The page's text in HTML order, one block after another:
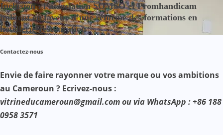
Inclusion : l’association SOMSO et Promhandicam
militent en faveur d’une réforme des formations en
hôtellerie-restauration
Contactez-nous
Envie de faire rayonner votre marque ou vos ambitions
au Cameroun ? Ecrivez-nous :
vitrineducameroun@gmail.com ou via WhatsApp : +86 188
0958 3571